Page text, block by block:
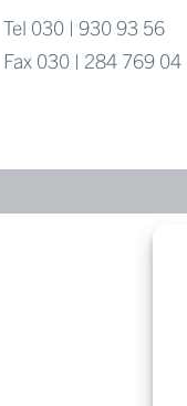
Tel 030 | 930 93 56
Fax 030 | 284 769 04